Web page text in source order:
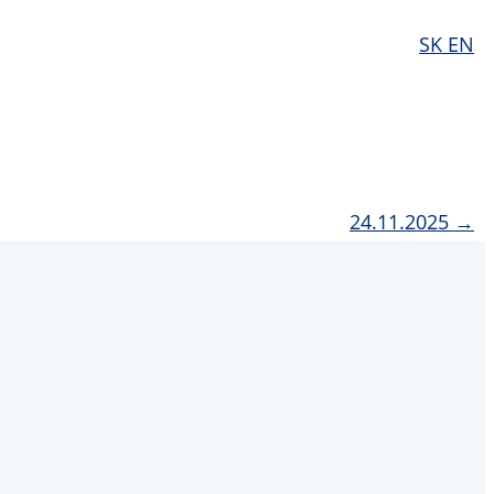
EN
SK
24.11.2025 →